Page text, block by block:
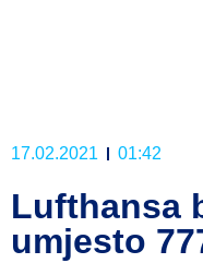
17.02.2021 01:42
Lufthansa
umjesto